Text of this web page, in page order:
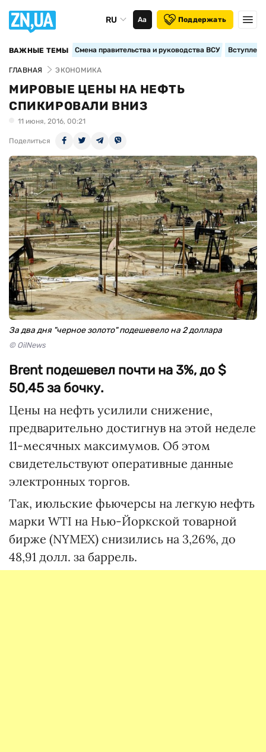
RU Аа Поддержать
ВАЖНЫЕ ТЕМЫ Смена правительства и руководства ВСУ
ГЛАВНАЯ ЭКОНОМИКА
МИРОВЫЕ ЦЕНЫ НА НЕФТЬ
СПИКИРОВАЛИ ВНИЗ
11 июня, 2016, 00:21
Поделиться
За два дня "черное золото" подешевело на 2 доллара
© OilNews
Brent подешевел почти на 3%, до $
50,45 за бочку.
Цены на нефть усилили снижение,
предварительно достигнув на этой неделе
11-месячных максимумов. Об этом
свидетельствуют оперативные данные
электронных торгов.
Так, июльские фьючерсы на легкую нефть
марки WTI на Нью-Йоркской товарной
бирже (NYMEX) снизились на 3,26%, до
48,91 долл. за баррель.